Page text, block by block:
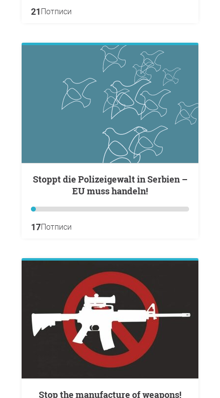
21 Потписи
Stoppt die Polizeigewalt in Serbien –
EU muss handeln!
17Потписи
Stop the manufacture of weapons!